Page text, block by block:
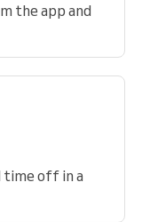
the app and
time off in a